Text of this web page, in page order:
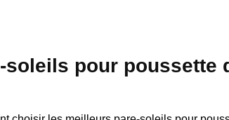
pour poussette